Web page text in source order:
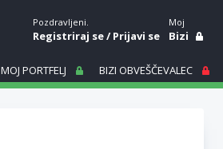
Pozdravljeni.
Registriraj se/Prijavi se
Moj
Bizi
MOJ PORTFELJ BIZI OBVEŠČEVALEC